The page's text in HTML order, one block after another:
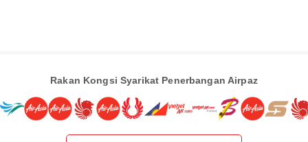
Rakan Kongsi Syarikat Penerbangan Airpaz